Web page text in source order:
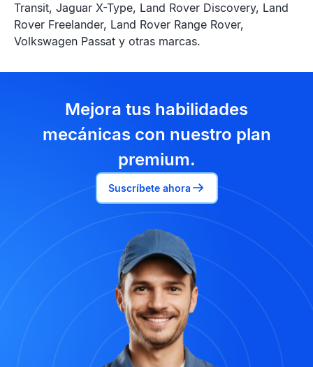
Transit, Jaguar X-Type, Land Rover Discovery, Land
Rover Freelander, Land Rover Range Rover,
Volkswagen Passat y otras marcas.
Mejora tus habilidades
mecánicas con nuestro plan
premium.
Suscríbete ahora